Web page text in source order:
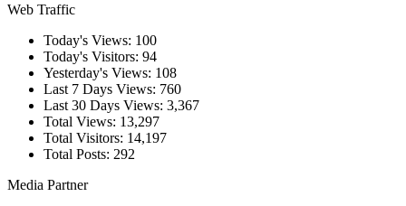
Web Traffic
Today's Views: 100
Today's Visitors: 94
Yesterday's Views: 108
Last 7 Days Views: 760
Last 30 Days Views: 3,367
Total Views: 13,297
Total Visitors: 14,197
Total Posts: 292
Media Partner